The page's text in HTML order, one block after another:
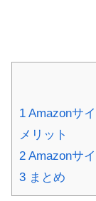
1 Amazonサ
メリット
2 Amazonサ
3 まとめ